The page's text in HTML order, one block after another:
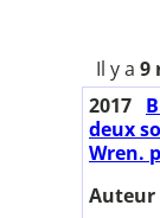
Il y a 9
2017
deux
Wren.
Auteur